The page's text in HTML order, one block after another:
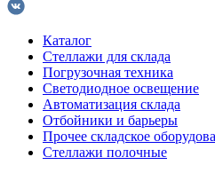
Каталог
Стеллажи для склада
Погрузочная техника
Светодиодное освещение
Автоматизация склада
Отбойники и барьеры
Прочее складское
Стеллажи полочные